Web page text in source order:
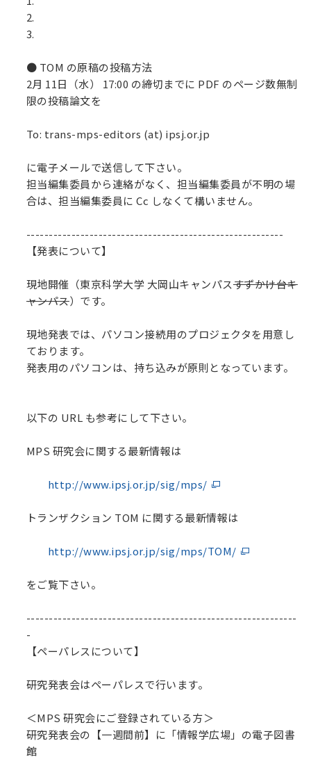
2.
3.
● TOM の原稿の投稿方法
2月 11日（水） 17:00 の締切までに PDF のページ数無制
限の投稿論文を
To: trans-mps-editors (at) ipsj.or.jp
に電子メールで送信して下さい。
担当編集委員から連絡がなく、担当編集委員が不明の場
合は、担当編集委員に Cc しなくて構いません。
---------------------------------------------------------
【発表について】
現地開催（東京科学大学 大岡山キャンパスすずかけ台キ
ャンパス）です。
現地発表では、パソコン接続用のプロジェクタを用意し
ております。
発表用のパソコンは、持ち込みが原則となっています。
以下の URL も参考にして下さい。
MPS 研究会に関する最新情報は
http://www.ipsj.or.jp/sig/mps/
トランザクション TOM に関する最新情報は
http://www.ipsj.or.jp/sig/mps/TOM/
をご覧下さい。
------------------------------------------------------------
-
【ペーパレスについて】
研究発表会はペーパレスで行います。
＜MPS 研究会にご登録されている方＞
研究発表会の【一週間前】に「情報学広場」の電子図書
館